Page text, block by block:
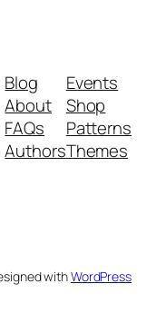
Blog
About
FAQs
Authors
Events
Shop
Patterns
Themes
withWordPress